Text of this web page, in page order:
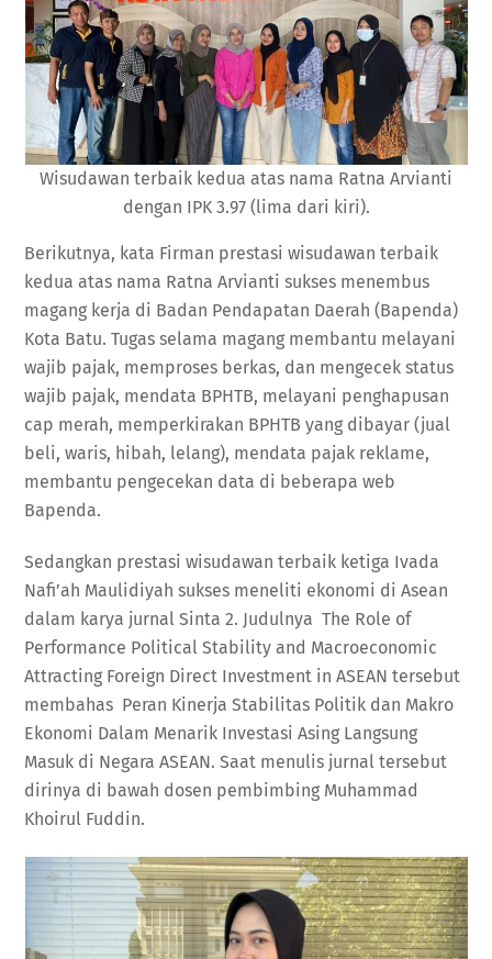
Wisudawan terbaik kedua atas nama Ratna Arvianti
dengan IPK 3.97 (lima dari kiri).
Berikutnya, kata Firman prestasi wisudawan terbaik
kedua atas nama Ratna Arvianti sukses menembus
magang kerja di Badan Pendapatan Daerah (Bapenda)
Kota Batu. Tugas selama magang membantu melayani
wajib pajak, memproses berkas, dan mengecek status
wajib pajak, mendata BPHTB, melayani penghapusan
cap merah, memperkirakan BPHTB yang dibayar (jual
beli, waris, hibah, lelang), mendata pajak reklame,
membantu pengecekan data di beberapa web
Bapenda.
Sedangkan prestasi wisudawan terbaik ketiga Ivada
Nafi’ah Maulidiyah sukses meneliti ekonomi di Asean
dalam karya jurnal Sinta 2. Judulnya The Role of
Performance Political Stability and Macroeconomic
Attracting Foreign Direct Investment in ASEAN tersebut
membahas Peran Kinerja Stabilitas Politik dan Makro
Ekonomi Dalam Menarik Investasi Asing Langsung
Masuk di Negara ASEAN. Saat menulis jurnal tersebut
dirinya di bawah dosen pembimbing Muhammad
Khoirul Fuddin.